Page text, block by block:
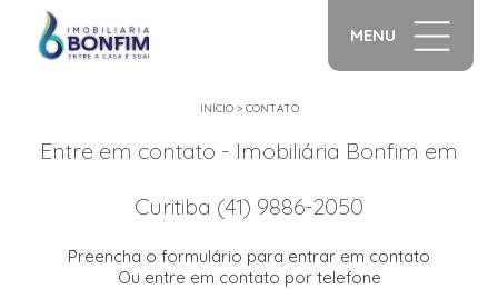
MENU
INÍCIO> CONTATO
Entre em contato - Imobiliária Bonfim em
Curitiba (41) 9886-2050
Preencha o formulário para entrar em contato
Ou entre em contato por telefone